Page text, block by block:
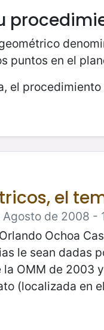
puntos en el
el
el
de 2008 -
Ochoa
le sean dadas
OMM de 2003
(localizada en